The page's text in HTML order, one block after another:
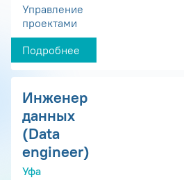
Управление
проектами
Подробнее
Инженер
данных
(Data
engineer)
Уфа